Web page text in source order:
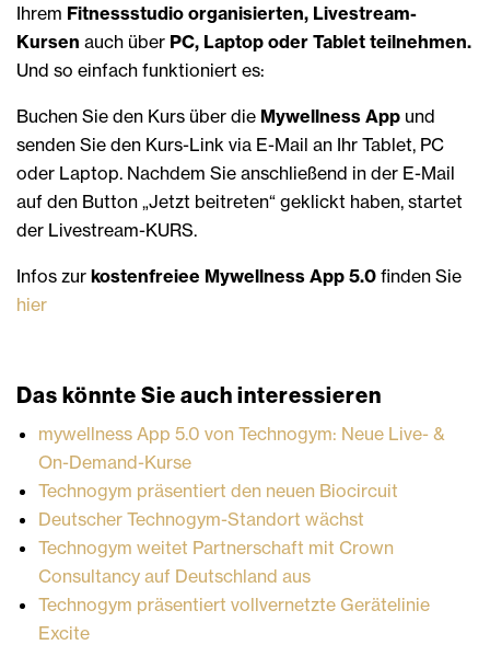
Ihrem Fitnessstudio organisierten, Livestream-
Kursen auch über PC, Laptop oder Tablet teilnehmen.
Und so einfach funktioniert es:
Buchen Sie den Kurs über die Mywellness App und
senden Sie den Kurs-Link via E-Mail an Ihr Tablet, PC
oder Laptop. Nachdem Sie anschließend in der E-Mail
auf den Button „Jetzt beitreten“ geklickt haben, startet
der Livestream-KURS.
Infos zur kostenfreiee Mywellness App 5.0 finden Sie
hier
Das könnte Sie auch interessieren
mywellness App 5.0 von Technogym: Neue Live- &
On-Demand-Kurse
Technogym präsentiert den neuen Biocircuit
Deutscher Technogym-Standort wächst
Technogym weitet Partnerschaft mit Crown
Consultancy auf Deutschland aus
Technogym präsentiert vollvernetzte Gerätelinie
Excite